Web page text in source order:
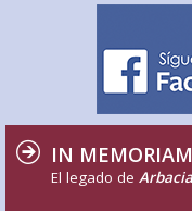
IN MEMORIAM
El legado de Arbacia